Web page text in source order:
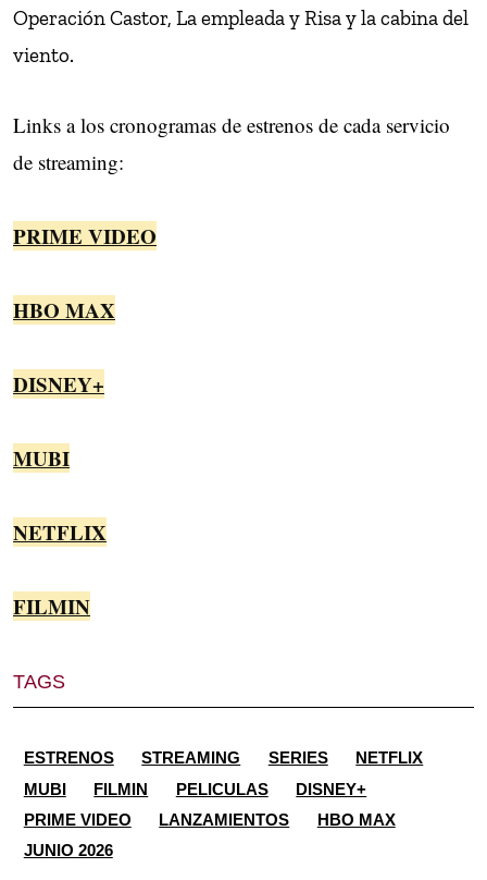
Operación Castor, La empleada y Risa y la cabina del
viento.
Links a los cronogramas de estrenos de cada servicio
de streaming:
PRIME VIDEO
HBO MAX
DISNEY+
MUBI
NETFLIX
FILMIN
TAGS
ESTRENOS STREAMING SERIES
NETFLIX
MUBI
FILMIN PELICULAS
DISNEY+
PRIME VIDEO
LANZAMIENTOS
HBO MAX
JUNIO 2026